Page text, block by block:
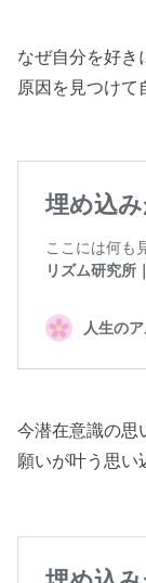
なぜ自分を好き
原因を見つけて
今潜在意識の思
願いが叶う思い